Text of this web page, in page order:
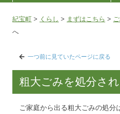
紀宝町 > くらし > まずはこちら >
へ
一つ前に見ていたページに戻る
粗大ごみを処分さ
ご家庭から出る粗大ごみの処分